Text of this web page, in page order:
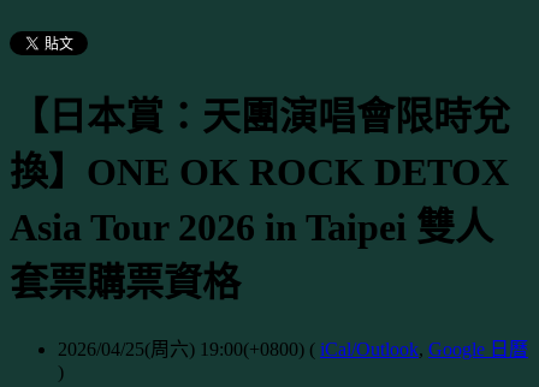
【日本賞：天團演唱會限時兌
換】ONE OK ROCK DETOX
Asia Tour 2026 in Taipei 雙人
套票購票資格
2026/04/25(周六) 19:00(+0800) ( iCal/Outlook, Google 日曆
)